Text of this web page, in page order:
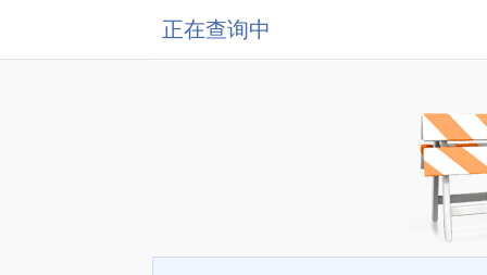
正在查询中